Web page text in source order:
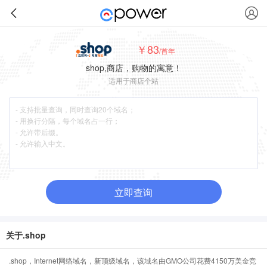
￥83/首年
shop,商店，购物的寓意！
适用于商店个站
立即查询
关于.shop
.shop，Internet网络域名，新顶级域名，该域名由GMO公司花费4150万美金竞